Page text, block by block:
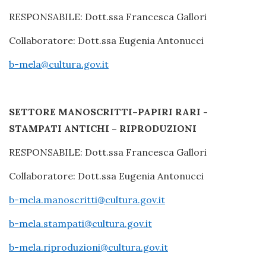
RESPONSABILE: Dott.ssa Francesca Gallori
Collaboratore: Dott.ssa Eugenia Antonucci
b-mela@cultura.gov.it
SETTORE MANOSCRITTI–PAPIRI RARI -
STAMPATI ANTICHI – RIPRODUZIONI
RESPONSABILE: Dott.ssa Francesca Gallori
Collaboratore: Dott.ssa Eugenia Antonucci
b-mela.manoscritti@cultura.gov.it
b-mela.stampati@cultura.gov.it
b-mela.riproduzioni@cultura.gov.it